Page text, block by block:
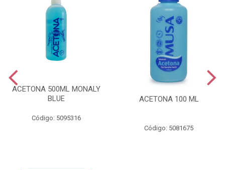
ACETONA 500ML MONALY
BLUE
Código: 5095316
ACETONA 100 ML
Código: 5081675